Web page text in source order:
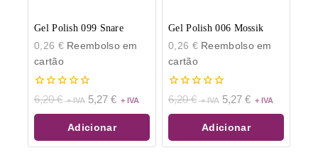
Gel Polish 099 Snare
0,26 €Reembolso em
cartão
0
de
5
6,20€ 5,27 €
Adicionar
Gel Polish 006 Mossik
0,26 €Reembolso em
cartão
0
de
5
6,20€ 5,27 €
Adicionar